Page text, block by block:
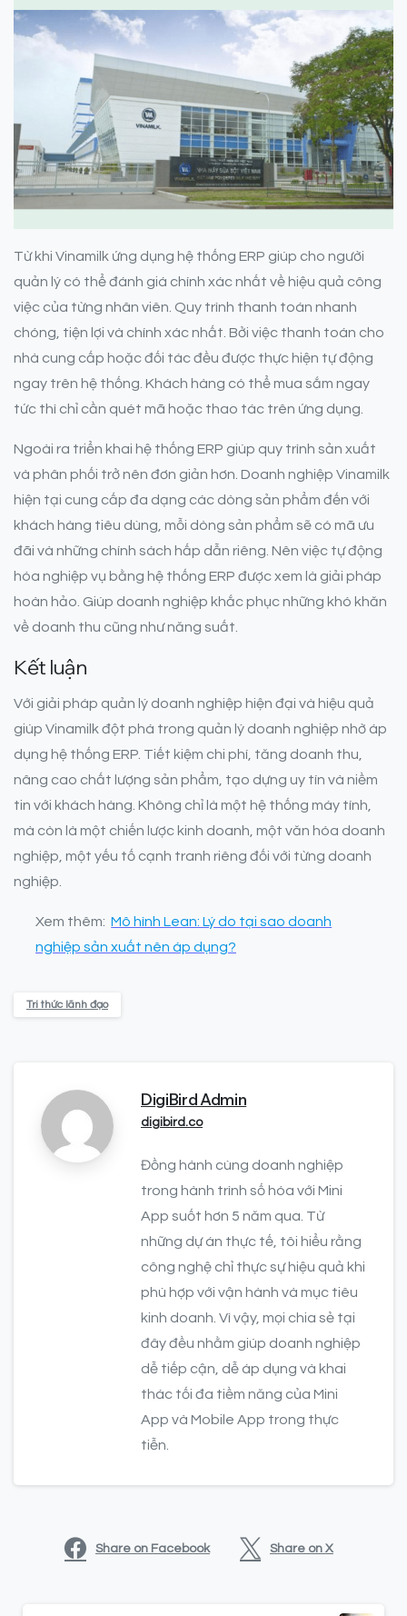
Từ khi Vinamilk ứng dụng hệ thống ERP giúp cho người
quản lý có thể đánh giá chính xác nhất về hiệu quả công
việc của từng nhân viên. Quy trình thanh toán nhanh
chóng, tiện lợi và chính xác nhất. Bởi việc thanh toán cho
nhà cung cấp hoặc đối tác đều được thực hiện tự động
ngay trên hệ thống. Khách hàng có thể mua sắm ngay
tức thì chỉ cần quét mã hoặc thao tác trên ứng dụng.
Ngoài ra triển khai hệ thống ERP giúp quy trình sản xuất
và phân phối trở nên đơn giản hơn. Doanh nghiệp Vinamilk
hiện tại cung cấp đa dạng các dòng sản phẩm đến với
khách hàng tiêu dùng, mỗi dòng sản phẩm sẽ có mã ưu
đãi và những chính sách hấp dẫn riêng. Nên việc tự động
hóa nghiệp vụ bằng hệ thống ERP được xem là giải pháp
hoàn hảo. Giúp doanh nghiệp khắc phục những khó khăn
về doanh thu cũng như năng suất.
Kết luận
Với giải pháp quản lý doanh nghiệp hiện đại và hiệu quả
giúp Vinamilk đột phá trong quản lý doanh nghiệp nhờ áp
dụng hệ thống ERP. Tiết kiệm chi phí, tăng doanh thu,
nâng cao chất lượng sản phẩm, tạo dựng uy tín và niềm
tin với khách hàng. Không chỉ là một hệ thống máy tính,
mà còn là một chiến lược kinh doanh, một văn hóa doanh
nghiệp, một yếu tố cạnh tranh riêng đối với từng doanh
nghiệp.
Xem thêm: Mô hình Lean: Lý do tại sao doanh
nghiệp sản xuất nên áp dụng?
Tri thức lãnh đạo
DigiBird Admin
digibird.co
Đồng hành cùng doanh nghiệp
trong hành trình số hóa với Mini
App suốt hơn 5 năm qua. Từ
những dự án thực tế, tôi hiểu rằng
công nghệ chỉ thực sự hiệu quả khi
phù hợp với vận hành và mục tiêu
kinh doanh. Vì vậy, mọi chia sẻ tại
đây đều nhằm giúp doanh nghiệp
dễ tiếp cận, dễ áp dụng và khai
thác tối đa tiềm năng của Mini
App và Mobile App trong thực
tiễn.
Share on Facebook Share on X